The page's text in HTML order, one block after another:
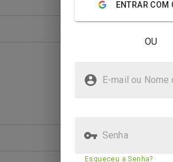
ENTRAR COM
OU
E-mail ou Nome de
Senha
Esqueceu a Senha?